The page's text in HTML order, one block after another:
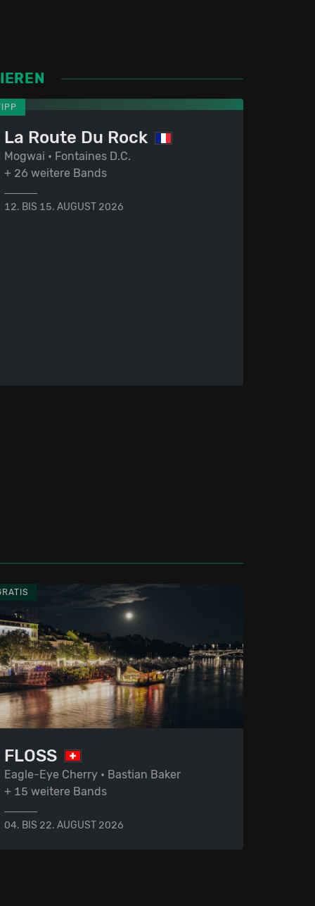
La Route Du Rock
Mogwai • Fontaines D.C.
+ 26 weitere Bands
12. BIS 15. AUGUST 2026
FLOSS
Eagle-Eye Cherry • Bastian Baker
+ 15 weitere Bands
04. BIS 22. AUGUST 2026